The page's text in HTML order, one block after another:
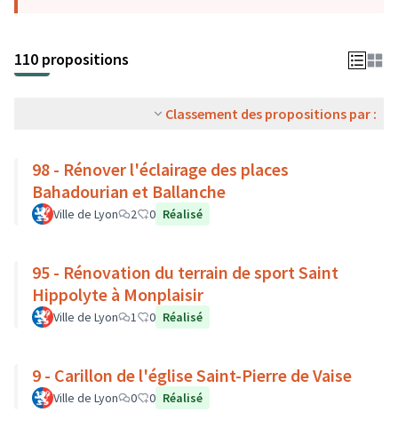
110 propositions
Classement des propositions par :
98 - Rénover l'éclairage des places
Bahadourian et Ballanche
Ville de Lyon 2 0 Réalisé
95 - Rénovation du terrain de sport Saint
Hippolyte à Monplaisir
Ville de Lyon 1 0 Réalisé
9 - Carillon de l'église Saint-Pierre de Vaise
Ville de Lyon 0 0 Réalisé